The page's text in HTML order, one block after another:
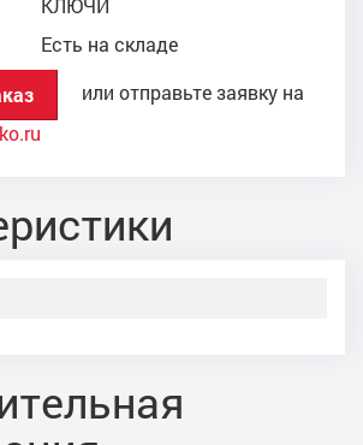
КЛЮЧИ
Есть на складе
или отправьте заявку на